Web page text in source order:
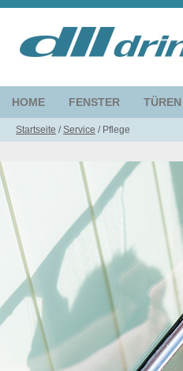
HOME FENSTER TÜREN
Startseite /Service / Pflege